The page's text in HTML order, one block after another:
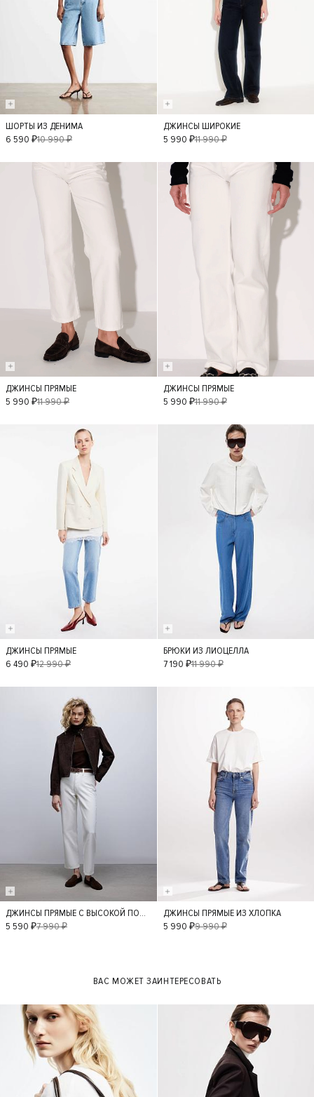
36 38
40
42
ШОРТЫ ИЗ ДЕНИМА
6 590 ₽10 990 ₽ 36 42
40
38
ДЖИНСЫ ШИРОКИЕ
5 990 ₽11 990 ₽
36
ДЖИНСЫ ПРЯМЫЕ
5 990 ₽11 990 ₽
- 50%
34 42
ДЖИНСЫ ПРЯМЫЕ
5 990 ₽11 990 ₽
36 34
40
42
ДЖИНСЫ ПРЯМЫЕ
6 490 ₽12 990 ₽ XS S
БРЮКИ ИЗ ЛИОЦЕЛЛА
7 190 ₽11 990 ₽
25
ДЖИНСЫ ПРЯМЫЕ С ВЫСОКОЙ ПОСАДКОЙ ИЗ ХЛОПКА
5 590 ₽7 990 ₽ XS M
ДЖИНСЫ ПРЯМЫЕ ИЗ ХЛОПКА
5 990 ₽9 990 ₽
ВАС МОЖЕТ ЗАИНТЕРЕСОВАТЬ